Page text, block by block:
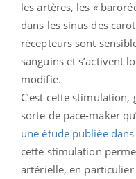
les artères, les «
dans les sinus des
récepteurs sont
sanguins et s’activent
modifie.
C’est cette stimulation,
sorte de pace-maker
une étude publiée
cette stimulation
artérielle, en